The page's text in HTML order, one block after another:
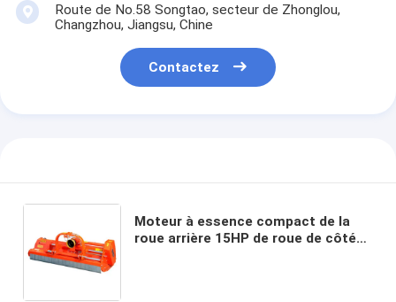
Route de No.58 Songtao, secteur de Zhonglou,
Changzhou, Jiangsu, Chine
Contactez
Moteur à essence compact de la
roue arrière 15HP de roue de côté